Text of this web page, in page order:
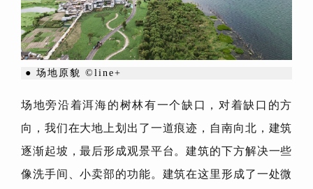
● 场地原貌 ©line+
场地旁沿着洱海的树林有一个缺口，对着缺口的方
向，我们在大地上划出了一道痕迹，自南向北，建筑
逐渐起坡，最后形成观景平台。建筑的下方解决一些
像洗手间、小卖部的功能。建筑在这里形成了一处微